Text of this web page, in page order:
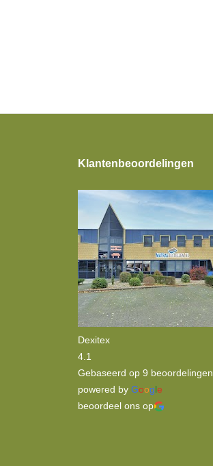
Klantenbeoordelingen
Dexitex
4.1
Gebaseerd op 9 beoordelingen
powered by Google
beoordeel ons op